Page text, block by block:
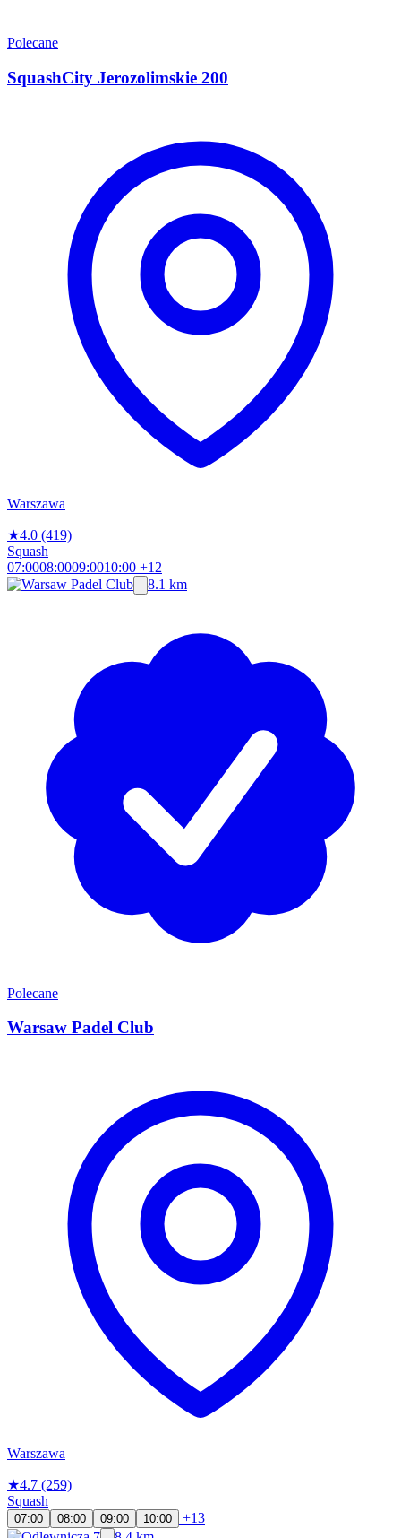
Polecane
SquashCity Jerozolimskie 200
Warszawa
★4.0 (419)
Squash
07:0008:0009:0010:00 +12
8.1 km
Polecane
Warsaw Padel Club
Warszawa
★4.7 (259)
Squash
07:00 08:00 09:00 10:00
+13